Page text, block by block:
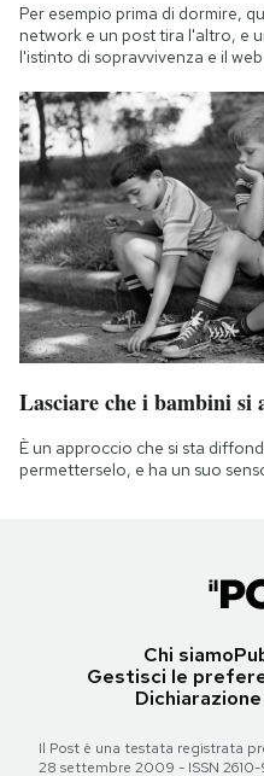
Per esempio prima di dormire,
network e un post tira l'altro, e
l'istinto di sopravvivenza e il
Lasciare che i bambini si
È un approccio che si sta
permetterselo, e ha un suo
Chi siamo
Gestisci le
Il Post è una testata registrata
28 settembre 2009 - ISSN